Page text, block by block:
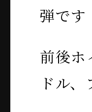
弾です
前後
ドル